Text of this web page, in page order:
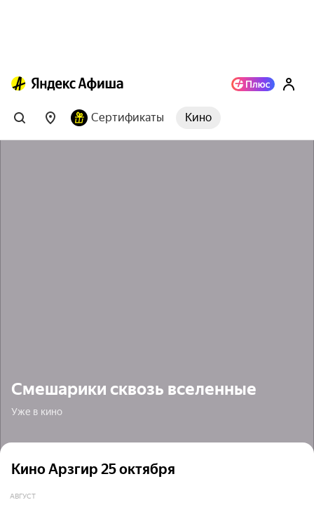
Сертификаты Кино
Смешарики сквозь вселенные
Уже в кино
Кино Арзгир 25 октября
АВГУСТ